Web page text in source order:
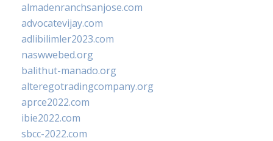
almadenranchsanjose.com
advocatevijay.com
adlibilimler2023.com
naswwebed.org
balithut-manado.org
alteregotradingcompany.org
aprce2022.com
ibie2022.com
sbcc-2022.com